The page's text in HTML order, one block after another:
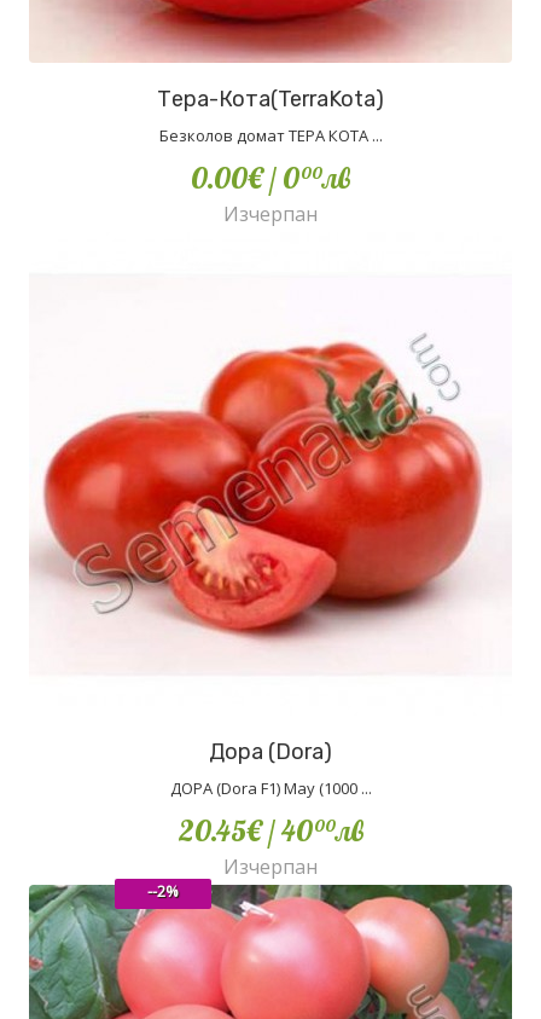
Тера-Кота(TerraKota)
Безколов домат ТЕРА КОТА ...
0.00€/ 000лв
Изчерпан
Дора (Dora)
ДОРА (Dora F1) May (1000 ...
20.45€/ 4000лв
Изчерпан
--2%